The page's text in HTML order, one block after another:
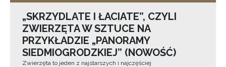
„SKRZYDLATE I ŁACIATE”, CZYLI
ZWIERZĘTA W SZTUCE NA
PRZYKŁADZIE „PANORAMY
SIEDMIOGRODZKIEJ” (NOWOŚĆ)
Zwierzęta to jeden z najstarszych i najczęściej